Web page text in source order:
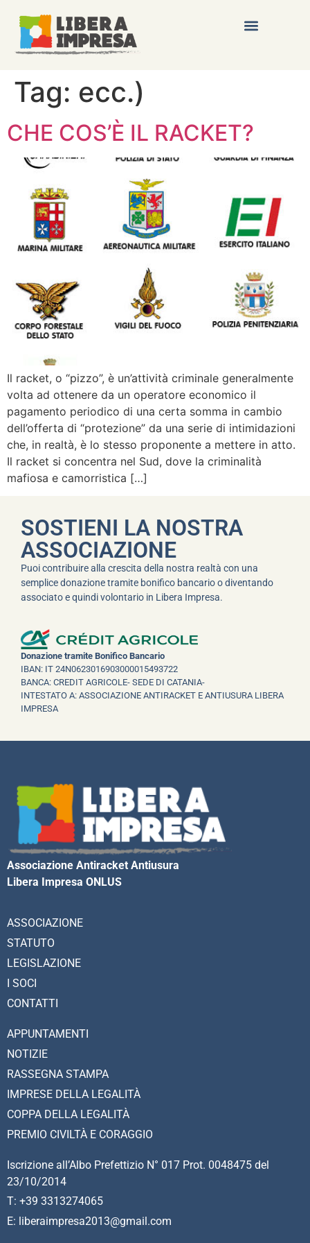
Tag: ecc.)
CHE COS’È IL RACKET?
Il racket, o “pizzo”, è un’attività criminale generalmente
volta ad ottenere da un operatore economico il
pagamento periodico di una certa somma in cambio
dell’offerta di “protezione” da una serie di intimidazioni
che, in realtà, è lo stesso proponente a mettere in atto.
Il racket si concentra nel Sud, dove la criminalità
mafiosa e camorristica […]
SOSTIENI LA NOSTRA
ASSOCIAZIONE
Puoi contribuire alla crescita della nostra realtà con una
semplice donazione tramite bonifico bancario o diventando
associato e quindi volontario in Libera Impresa.
Donazione tramite Bonifico Bancario
IBAN: IT 24N0623016903000015493722
BANCA: CREDIT AGRICOLE- SEDE DI CATANIA-
INTESTATO A: ASSOCIAZIONE ANTIRACKET E ANTIUSURA LIBERA
IMPRESA
Associazione Antiracket Antiusura
Libera Impresa ONLUS
ASSOCIAZIONE
STATUTO
LEGISLAZIONE
I SOCI
CONTATTI
APPUNTAMENTI
NOTIZIE
RASSEGNA STAMPA
IMPRESE DELLA LEGALITÀ
COPPA DELLA LEGALITÀ
PREMIO CIVILTÀ E CORAGGIO
Iscrizione all’Albo Prefettizio N° 017 Prot. 0048475 del
23/10/2014
T: +39 3313274065
E: liberaimpresa2013@gmail.com